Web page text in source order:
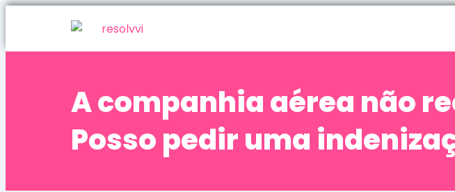
A companhia aérea não
Posso pedir uma